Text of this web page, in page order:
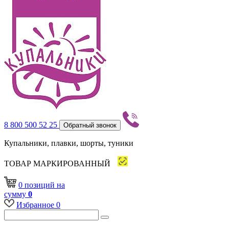
8 800 500 52 25 Обратный звонок
Купальники, плавки, шорты, туники
ТОВАР МАРКИРОВАННЫЙ
0 позиций на
сумму 0
Избранное 0